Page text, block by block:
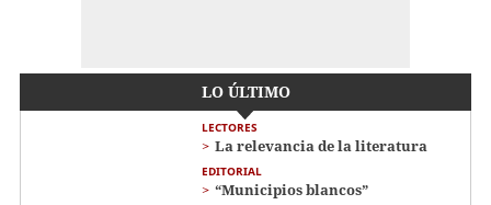
LO ÚLTIMO
LECTORES
La relevancia de la literatura
EDITORIAL
“Municipios blancos”